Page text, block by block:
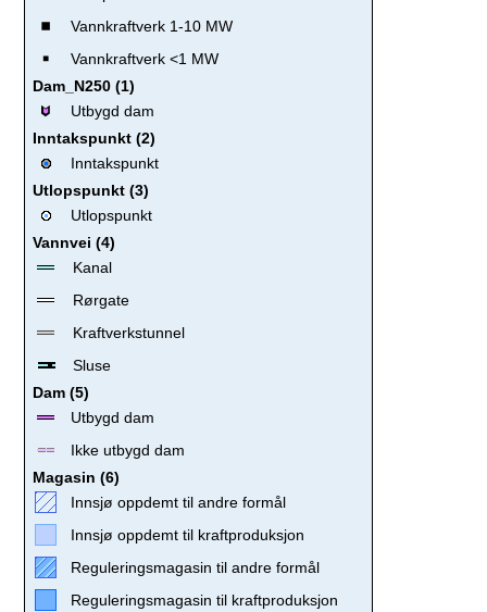
Vannkraftverk 1-10 MW
Vannkraftverk <1 MW
Dam_N250 (1)
Utbygd dam
Inntakspunkt (2)
Inntakspunkt
Utlopspunkt (3)
Utlopspunkt
Vannvei (4)
Kanal
Rørgate
Kraftverkstunnel
Sluse
Dam (5)
Utbygd dam
Ikke utbygd dam
Magasin (6)
Innsjø oppdemt til andre formål
Innsjø oppdemt til kraftproduksjon
Reguleringsmagasin til andre formål
Reguleringsmagasin til kraftproduksjon